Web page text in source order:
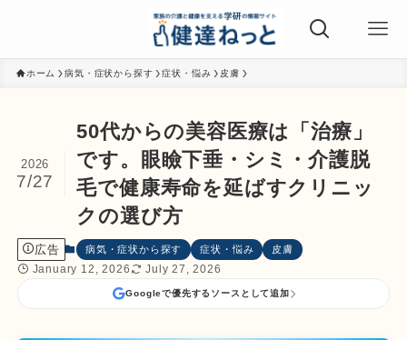
ホーム 病気・症状から探す 症状・悩み 皮膚
50代からの美容医療は「治療」
です。眼瞼下垂・シミ・介護脱
毛で健康寿命を延ばすクリニッ
クの選び方
2026
7/27
広告 病気・症状から探す 症状・悩み 皮膚
January 12, 2026 July 27, 2026
Googleで優先するソースとして追加